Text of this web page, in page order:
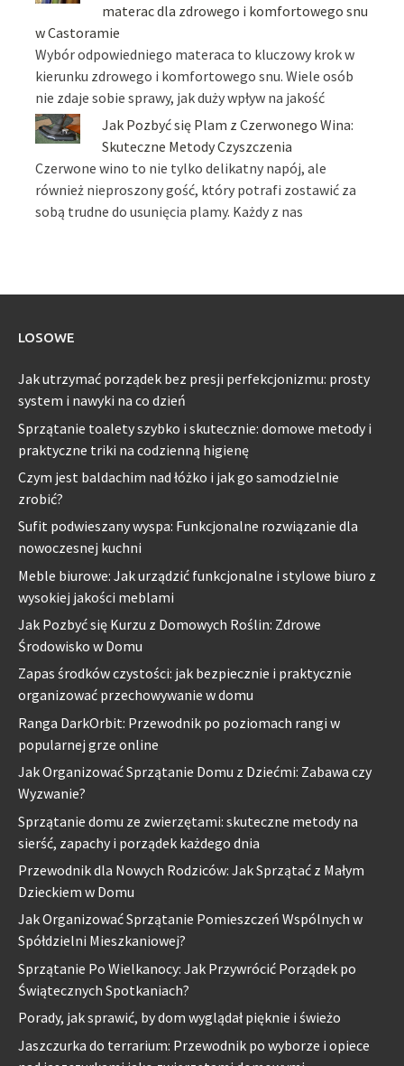
materac dla zdrowego i komfortowego snu
w Castoramie
Wybór odpowiedniego materaca to kluczowy krok w
kierunku zdrowego i komfortowego snu. Wiele osób
nie zdaje sobie sprawy, jak duży wpływ na jakość
Jak Pozbyć się Plam z Czerwonego Wina:
Skuteczne Metody Czyszczenia
Czerwone wino to nie tylko delikatny napój, ale
również nieproszony gość, który potrafi zostawić za
sobą trudne do usunięcia plamy. Każdy z nas
LOSOWE
Jak utrzymać porządek bez presji perfekcjonizmu: prosty
system i nawyki na co dzień
Sprzątanie toalety szybko i skutecznie: domowe metody i
praktyczne triki na codzienną higienę
Czym jest baldachim nad łóżko i jak go samodzielnie
zrobić?
Sufit podwieszany wyspa: Funkcjonalne rozwiązanie dla
nowoczesnej kuchni
Meble biurowe: Jak urządzić funkcjonalne i stylowe biuro z
wysokiej jakości meblami
Jak Pozbyć się Kurzu z Domowych Roślin: Zdrowe
Środowisko w Domu
Zapas środków czystości: jak bezpiecznie i praktycznie
organizować przechowywanie w domu
Ranga DarkOrbit: Przewodnik po poziomach rangi w
popularnej grze online
Jak Organizować Sprzątanie Domu z Dziećmi: Zabawa czy
Wyzwanie?
Sprzątanie domu ze zwierzętami: skuteczne metody na
sierść, zapachy i porządek każdego dnia
Przewodnik dla Nowych Rodziców: Jak Sprzątać z Małym
Dzieckiem w Domu
Jak Organizować Sprzątanie Pomieszczeń Wspólnych w
Spółdzielni Mieszkaniowej?
Sprzątanie Po Wielkanocy: Jak Przywrócić Porządek po
Świątecznych Spotkaniach?
Porady, jak sprawić, by dom wyglądał pięknie i świeżo
Jaszczurka do terrarium: Przewodnik po wyborze i opiece